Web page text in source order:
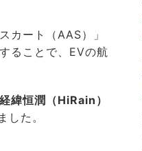
カート（AAS）」
ることで、EVの航
経緯恒潤（HiRain）
た。